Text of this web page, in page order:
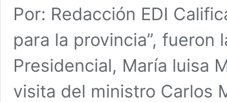
Por: Redacción EDI
para la provincia”, fueron
Presidencial, María luisa
visita del ministro Carlos